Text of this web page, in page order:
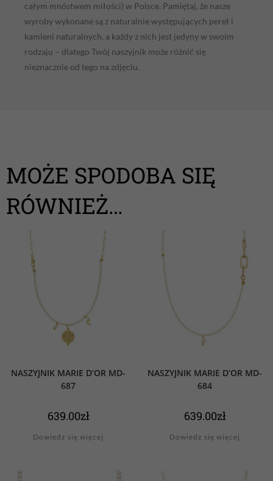
całym mnóstwem miłości) w Polsce. Pamiętaj, że nasze
wyroby wykonane są z naturalnie występujących pereł i
kamieni naturalnych, a każdy z nich jest jedyny w swoim
rodzaju – dlatego Twój naszyjnik może różnić się
nieznacznie od tego na zdjęciu.
MOŻE SPODOBA SIĘ
RÓWNIEŻ…
NASZYJNIK MARIE D’OR MD-
687
639.00zł
Dowiedz się więcej
NASZYJNIK MARIE D’OR MD-
684
639.00zł
Dowiedz się więcej